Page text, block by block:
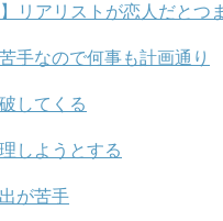
リアリストが恋人だとつ
手なので何事も計画通り
してくる
しようとする
が苦手